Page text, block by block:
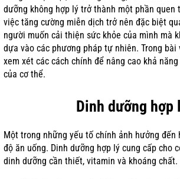
dưỡng không hợp lý trở thành một phần quen
việc tăng cường miễn dịch trở nên đặc biệt
người muốn cải thiện sức khỏe của mình mà
dựa vào các phương pháp tự nhiên. Trong bài
xem xét các cách chính để nâng cao khả
của cơ thể.
Dinh dưỡng hợp
Một trong những yếu tố chính ảnh hưởng đến
độ ăn uống. Dinh dưỡng hợp lý cung cấp cho
dinh dưỡng cần thiết, vitamin và khoáng chất.